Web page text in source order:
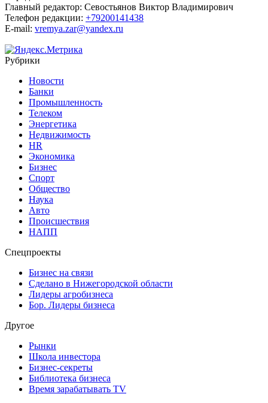
Главный редактор: Севостьянов Виктор Владимирович
Телефон редакции: +79200141438
E-mail: vremya.zar@yandex.ru
Рубрики
Новости
Банки
Промышленность
Телеком
Энергетика
Недвижимость
HR
Экономика
Бизнес
Спорт
Общество
Наука
Авто
Происшествия
НАПП
Спецпроекты
Бизнес на связи
Сделано в Нижегородской области
Лидеры агробизнеса
Бор. Лидеры бизнеса
Другое
Рынки
Школа инвестора
Бизнес-секреты
Библиотека бизнеса
Время зарабатывать TV